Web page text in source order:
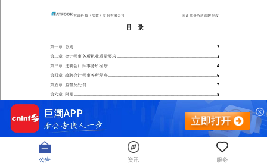
公告 资讯 服务